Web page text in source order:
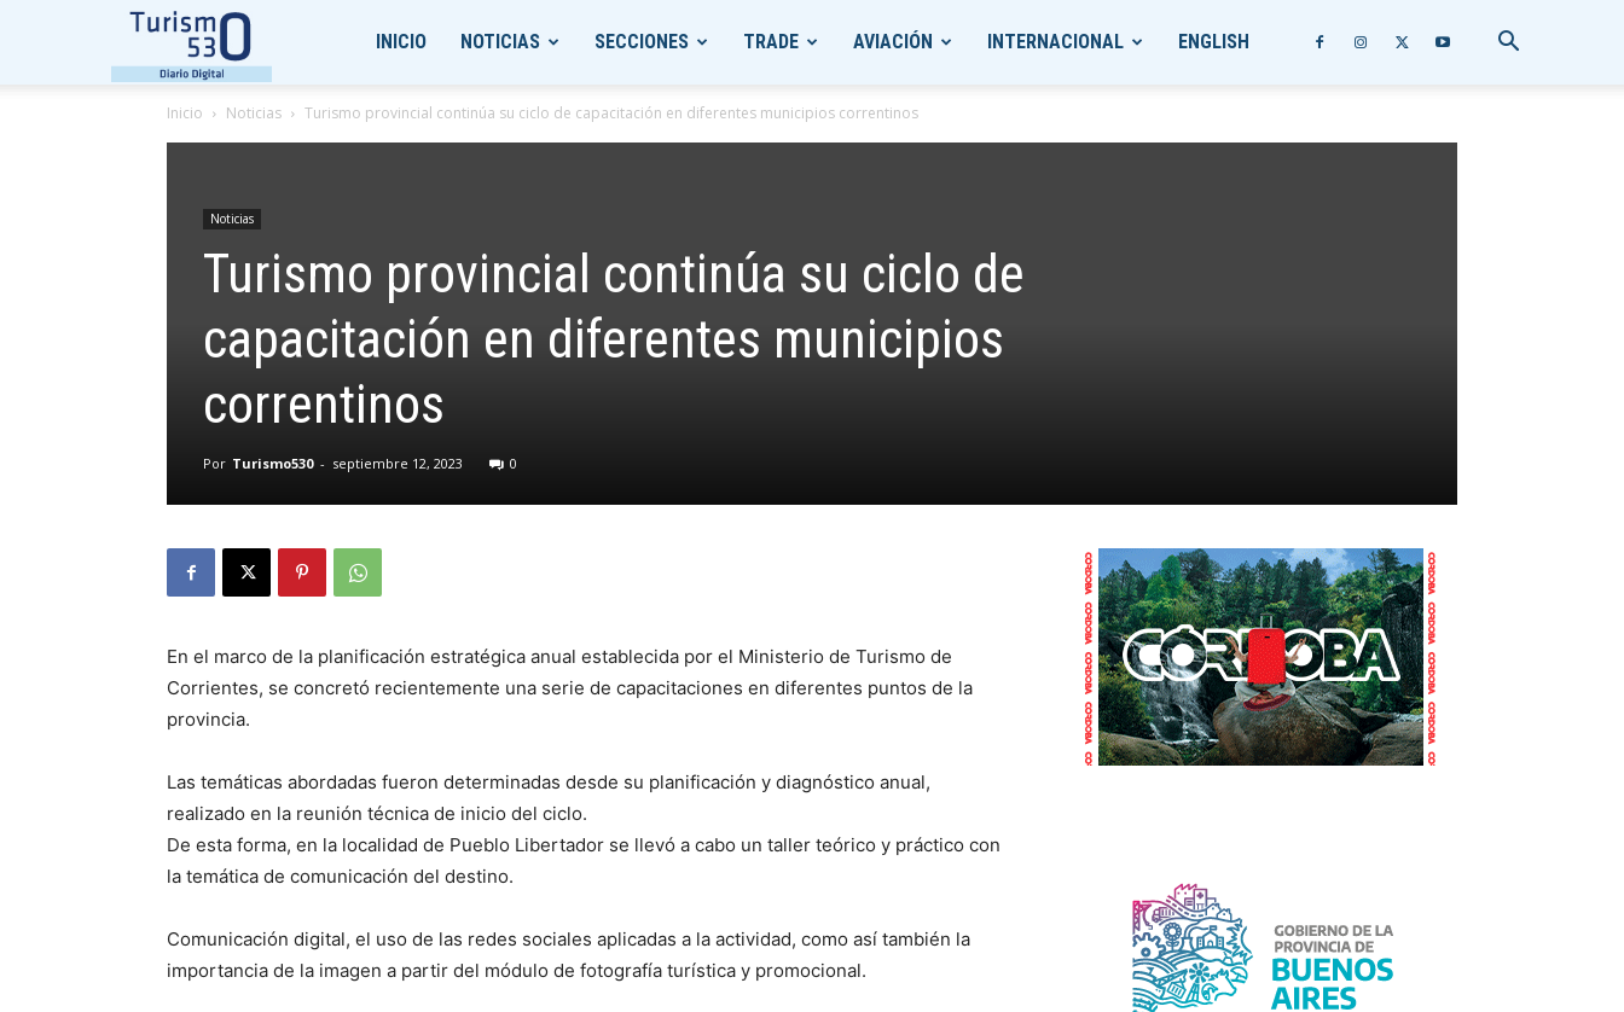
INICIO NOTICIAS SECCIONES TRADE AVIACIÓN INTERNACIONAL ENGLISH
Inicio Noticias Turismo provincial continúa su ciclo de capacitación en diferentes municipios correntinos
Noticias
Turismo provincial continúa su ciclo de
capacitación en diferentes municipios
correntinos
Por Turismo530 - septiembre 12, 2023 0
En el marco de la planificación estratégica anual establecida por el Ministerio de Turismo de
Corrientes, se concretó recientemente una serie de capacitaciones en diferentes puntos de la
provincia.
Las temáticas abordadas fueron determinadas desde su planificación y diagnóstico anual,
realizado en la reunión técnica de inicio del ciclo.
De esta forma, en la localidad de Pueblo Libertador se llevó a cabo un taller teórico y práctico con
la temática de comunicación del destino.
Comunicación digital, el uso de las redes sociales aplicadas a la actividad, como así también la
importancia de la imagen a partir del módulo de fotografía turística y promocional.